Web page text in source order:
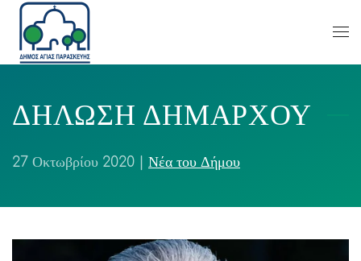
ΔΗΛΩΣΗ ΔΗΜΑΡΧΟΥ
27 Οκτωβρίου 2020 Νέα του Δήμου